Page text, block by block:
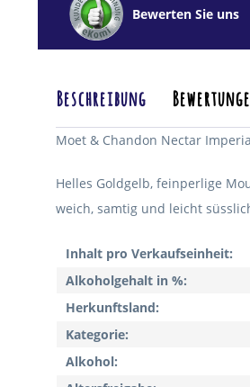
Bewerten Sie uns
Beschreibung
Moet & Chandon Nectar
Helles Goldgelb, feinperlige
weich, samtig und leicht
Inhalt pro Verkaufseinheit:
Alkoholgehalt in %:
Herkunftsland:
Kategorie:
Alkohol: